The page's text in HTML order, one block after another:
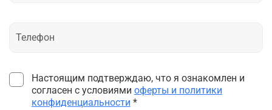
Настоящим подтверждаю, что я ознакомлен и
согласен с условиями оферты и политики
конфиденциальности *